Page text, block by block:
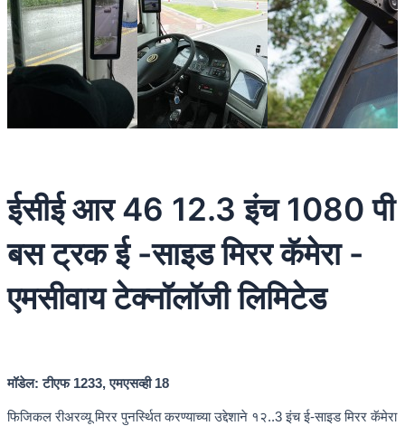
ईसीई आर 46 12.3 इंच 1080 पी
बस ट्रक ई -साइड मिरर कॅमेरा -
एमसीवाय टेक्नॉलॉजी लिमिटेड
मॉडेल: टीएफ 1233, एमएसव्ही 18
फिजिकल रीअरव्यू मिरर पुनर्स्थित करण्याच्या उद्देशाने १२..3 इंच ई-साइड मिरर कॅमेरा